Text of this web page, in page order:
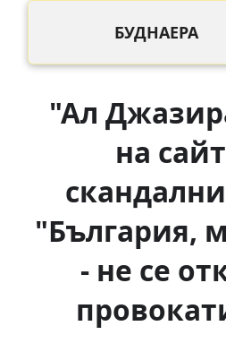
БУДНАЕРА
"Ал
на
"България,
- не се